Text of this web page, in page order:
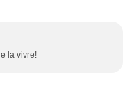
la vivre!